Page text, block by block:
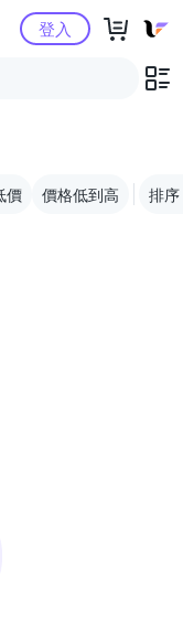
中心登入
價 價格低到高 排序